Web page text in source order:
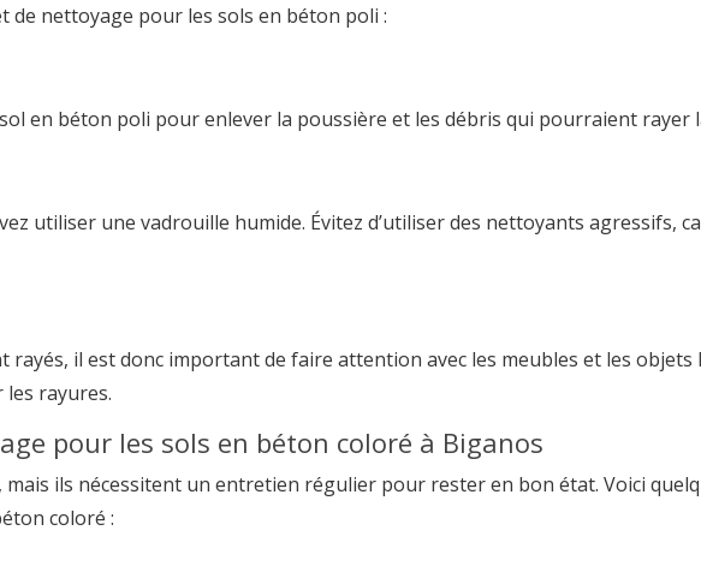
de nettoyage pour les sols en béton poli :
en béton poli pour enlever la poussière et les débris qui pourraient rayer
utiliser une vadrouille humide. Évitez d’utiliser des nettoyants agressifs,
il est donc important de faire attention avec les meubles et les objets
rayures.
pour les sols en béton coloré à Biganos
ils nécessitent un entretien régulier pour rester en bon état. Voici
coloré :